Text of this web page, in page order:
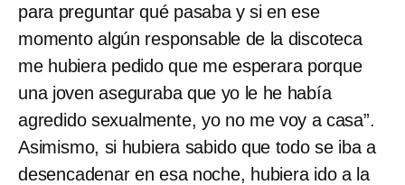
para preguntar qué pasaba y si en ese
momento algún responsable de la discoteca
me hubiera pedido que me esperara porque
una joven aseguraba que yo le he había
agredido sexualmente, yo no me voy a casa”.
Asimismo, si hubiera sabido que todo se iba a
desencadenar en esa noche, hubiera ido a la